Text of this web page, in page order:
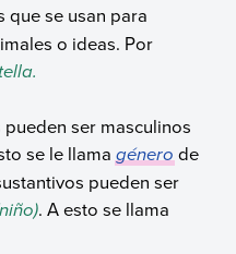
se usan para
o ideas. Por
ser masculinos
se le llama génerode
pueden ser
. A esto se llama